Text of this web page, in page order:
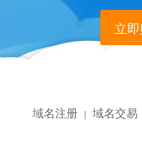
立
域名注册 | 域名交易